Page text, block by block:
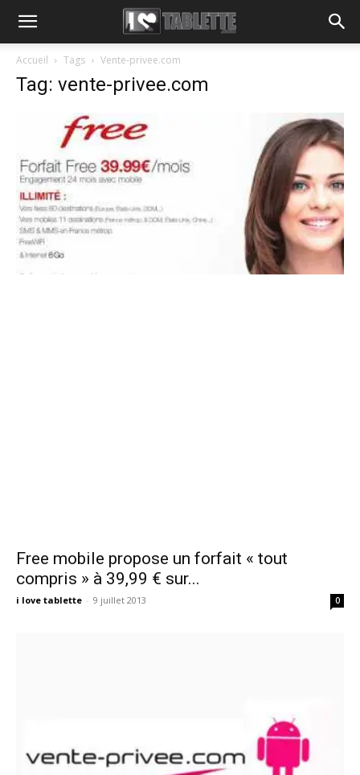
Accueil Tags Vente-privee.com
Tag: vente-privee.com
Free mobile propose un forfait « tout
compris » à 39,99 € sur...
i love tablette - 9 juillet 2013 0